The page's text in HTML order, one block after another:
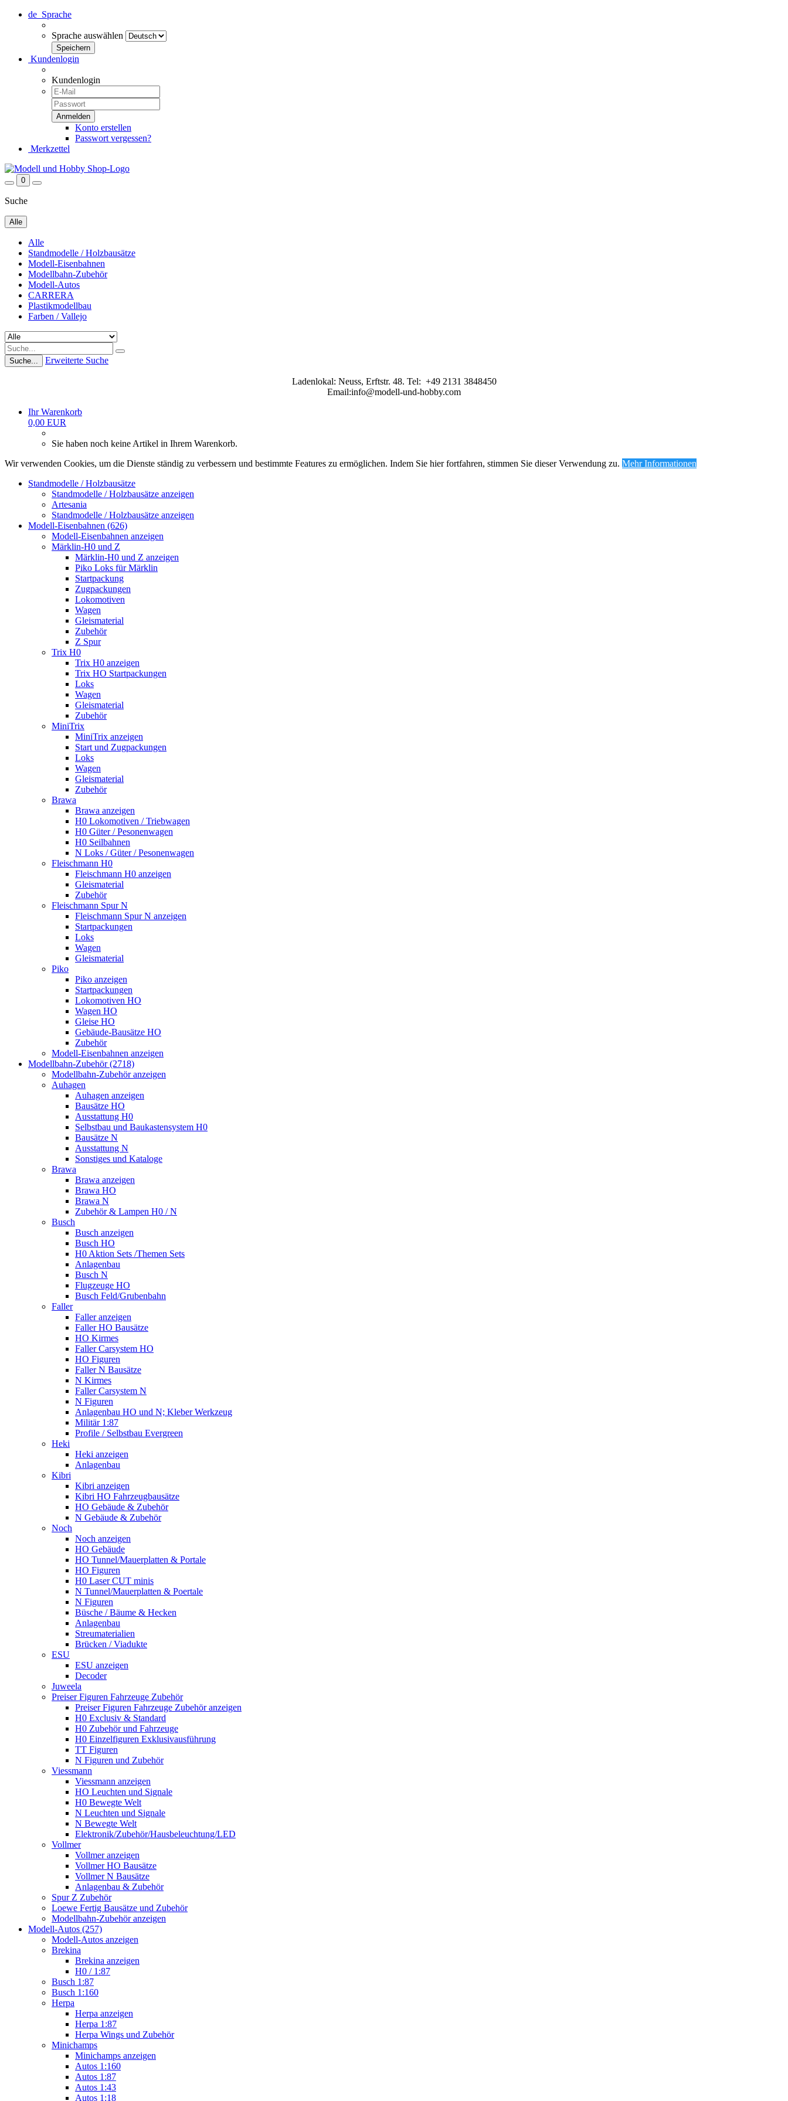
de Sprache
Sprache auswählen
Kundenlogin
Kundenlogin
Konto erstellen
Passwort vergessen?
Merkzettel
0
Suche
Alle
Alle
Standmodelle / Holzbausätze
Modell-Eisenbahnen
Modellbahn-Zubehör
Modell-Autos
CARRERA
Plastikmodellbau
Farben / Vallejo
Suche... Erweiterte Suche
Ladenlokal: Neuss, Erftstr. 48. Tel: +49 2131 3848450
Email:info@modell-und-hobby.com
Ihr Warenkorb
0,00 EUR
Sie haben noch keine Artikel in Ihrem Warenkorb.
Wir verwenden Cookies, um die Dienste ständig zu verbessern und bestimmte Features zu ermöglichen. Indem Sie hier fortfahren, stimmen Sie dieser Verwendung zu. Mehr Informationen
Standmodelle / Holzbausätze
Standmodelle / Holzbausätze anzeigen
Artesania
Standmodelle / Holzbausätze anzeigen
Modell-Eisenbahnen (626)
Modell-Eisenbahnen anzeigen
Märklin-H0 und Z
Märklin-H0 und Z anzeigen
Piko Loks für Märklin
Startpackung
Zugpackungen
Lokomotiven
Wagen
Gleismaterial
Zubehör
Z Spur
Trix H0
Trix H0 anzeigen
Trix HO Startpackungen
Loks
Wagen
Gleismaterial
Zubehör
MiniTrix
MiniTrix anzeigen
Start und Zugpackungen
Loks
Wagen
Gleismaterial
Zubehör
Brawa
Brawa anzeigen
H0 Lokomotiven / Triebwagen
H0 Güter / Pesonenwagen
H0 Seilbahnen
N Loks / Güter / Pesonenwagen
Fleischmann H0
Fleischmann H0 anzeigen
Gleismaterial
Zubehör
Fleischmann Spur N
Fleischmann Spur N anzeigen
Startpackungen
Loks
Wagen
Gleismaterial
Piko
Piko anzeigen
Startpackungen
Lokomotiven HO
Wagen HO
Gleise HO
Gebäude-Bausätze HO
Zubehör
Modell-Eisenbahnen anzeigen
Modellbahn-Zubehör (2718)
Modellbahn-Zubehör anzeigen
Auhagen
Auhagen anzeigen
Bausätze HO
Ausstattung H0
Selbstbau und Baukastensystem H0
Bausätze N
Ausstattung N
Sonstiges und Kataloge
Brawa
Brawa anzeigen
Brawa HO
Brawa N
Zubehör & Lampen H0 / N
Busch
Busch anzeigen
Busch HO
H0 Aktion Sets /Themen Sets
Anlagenbau
Busch N
Flugzeuge HO
Busch Feld/Grubenbahn
Faller
Faller anzeigen
Faller HO Bausätze
HO Kirmes
Faller Carsystem HO
HO Figuren
Faller N Bausätze
N Kirmes
Faller Carsystem N
N Figuren
Anlagenbau HO und N; Kleber Werkzeug
Militär 1:87
Profile / Selbstbau Evergreen
Heki
Heki anzeigen
Anlagenbau
Kibri
Kibri anzeigen
Kibri HO Fahrzeugbausätze
HO Gebäude & Zubehör
N Gebäude & Zubehör
Noch
Noch anzeigen
HO Gebäude
HO Tunnel/Mauerplatten & Portale
HO Figuren
H0 Laser CUT minis
N Tunnel/Mauerplatten & Poertale
N Figuren
Büsche / Bäume & Hecken
Anlagenbau
Streumaterialien
Brücken / Viadukte
ESU
ESU anzeigen
Decoder
Juweela
Preiser Figuren Fahrzeuge Zubehör
Preiser Figuren Fahrzeuge Zubehör anzeigen
H0 Exclusiv & Standard
H0 Zubehör und Fahrzeuge
H0 Einzelfiguren Exklusivausführung
TT Figuren
N Figuren und Zubehör
Viessmann
Viessmann anzeigen
HO Leuchten und Signale
H0 Bewegte Welt
N Leuchten und Signale
N Bewegte Welt
Elektronik/Zubehör/Hausbeleuchtung/LED
Vollmer
Vollmer anzeigen
Vollmer HO Bausätze
Vollmer N Bausätze
Anlagenbau & Zubehör
Spur Z Zubehör
Loewe Fertig Bausätze und Zubehör
Modellbahn-Zubehör anzeigen
Modell-Autos (257)
Modell-Autos anzeigen
Brekina
Brekina anzeigen
H0 / 1:87
Busch 1:87
Busch 1:160
Herpa
Herpa anzeigen
Herpa 1:87
Herpa Wings und Zubehör
Minichamps
Minichamps anzeigen
Autos 1:160
Autos 1:87
Autos 1:43
Autos 1:18